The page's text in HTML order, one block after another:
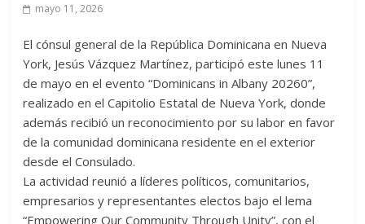
mayo 11, 2026
El cónsul general de la República Dominicana en Nueva
York, Jesús Vázquez Martínez, participó este lunes 11
de mayo en el evento “Dominicans in Albany 20260”,
realizado en el Capitolio Estatal de Nueva York, donde
además recibió un reconocimiento por su labor en favor
de la comunidad dominicana residente en el exterior
desde el Consulado.
La actividad reunió a líderes políticos, comunitarios,
empresarios y representantes electos bajo el lema
“Empowering Our Community Through Unity”, con el